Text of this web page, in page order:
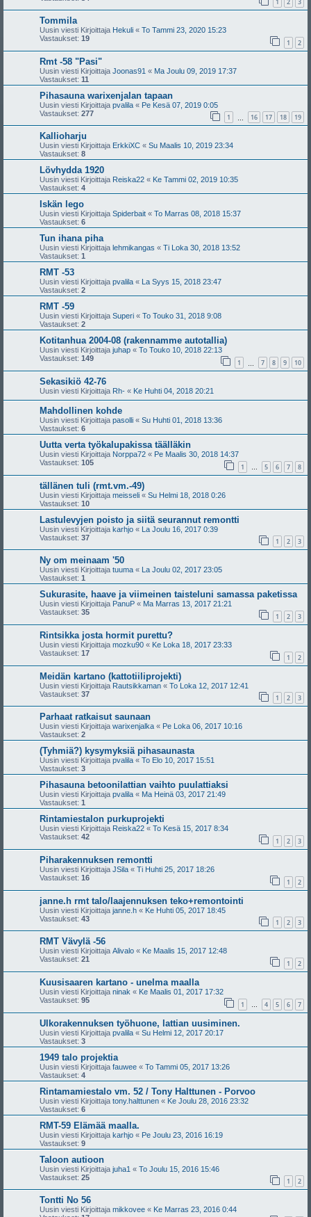
1 2 3
Tommila
Uusin viesti Kirjoittaja Hekuli « To Tammi 23, 2020 15:23
Vastaukset: 19 1 2
Rmt -58 "Pasi"
Uusin viesti Kirjoittaja Joonas91 « Ma Joulu 09, 2019 17:37
Vastaukset: 11
Pihasauna warixenjalan tapaan
Uusin viesti Kirjoittaja pvalila « Pe Kesä 07, 2019 0:05
Vastaukset: 277 1 16 17 18 19
Kallioharju
Uusin viesti Kirjoittaja ErkkiXC « Su Maalis 10, 2019 23:34
Vastaukset: 8
Lövhydda 1920
Uusin viesti Kirjoittaja Reiska22 « Ke Tammi 02, 2019 10:35
Vastaukset: 4
Iskän lego
Uusin viesti Kirjoittaja Spiderbait « To Marras 08, 2018 15:37
Vastaukset: 6
Tun ihana piha
Uusin viesti Kirjoittaja lehmikangas « Ti Loka 30, 2018 13:52
Vastaukset: 1
RMT -53
Uusin viesti Kirjoittaja pvalila « La Syys 15, 2018 23:47
Vastaukset: 2
RMT -59
Uusin viesti Kirjoittaja Superi « To Touko 31, 2018 9:08
Vastaukset: 2
Kotitanhua 2004-08 (rakennamme autotallia)
Uusin viesti Kirjoittaja juhap « To Touko 10, 2018 22:13
Vastaukset: 149 1 7 8 9 10
Sekasikiö 42-76
Uusin viesti Kirjoittaja Rh- « Ke Huhti 04, 2018 20:21
Mahdollinen kohde
Uusin viesti Kirjoittaja pasolli « Su Huhti 01, 2018 13:36
Vastaukset: 6
Uutta verta työkalupakissa täälläkin
Uusin viesti Kirjoittaja Norppa72 « Pe Maalis 30, 2018 14:37
Vastaukset: 105 1 … 5 6 7 8
tällänen tuli (rmt.vm.-49)
Uusin viesti Kirjoittaja meisseli « Su Helmi 18, 2018 0:26
Vastaukset: 10
Lastulevyjen poisto ja siitä seurannut remontti
Uusin viesti Kirjoittaja karhjo « La Joulu 16, 2017 0:39
Vastaukset: 37 1 2 3
Ny om meinaam '50
Uusin viesti Kirjoittaja tuuma « La Joulu 02, 2017 23:05
Vastaukset: 1
Sukurasite, haave ja viimeinen taisteluni samassa paketissa
Uusin viesti Kirjoittaja PanuP « Ma Marras 13, 2017 21:21
Vastaukset: 35 1 2 3
Rintsikka josta hormit purettu?
Uusin viesti Kirjoittaja mozku90 « Ke Loka 18, 2017 23:33
Vastaukset: 17 1 2
Meidän kartano (kattotiiliprojekti)
Uusin viesti Kirjoittaja Rautsikkaman « To Loka 12, 2017 12:41
Vastaukset: 37 1 2 3
Parhaat ratkaisut saunaan
Uusin viesti Kirjoittaja warixenjalka « Pe Loka 06, 2017 10:16
Vastaukset: 2
(Tyhmiä?) kysymyksiä pihasaunasta
Uusin viesti Kirjoittaja pvalila « To Elo 10, 2017 15:51
Vastaukset: 3
Pihasauna betoonilattian vaihto puulattiaksi
Uusin viesti Kirjoittaja pvalila « Ma Heinä 03, 2017 21:49
Vastaukset: 1
Rintamiestalon purkuprojekti
Uusin viesti Kirjoittaja Reiska22 « To Kesä 15, 2017 8:34
Vastaukset: 42 1 2 3
Piharakennuksen remontti
Uusin viesti Kirjoittaja JSila « Ti Huhti 25, 2017 18:26
Vastaukset: 16 1 2
janne.h rmt talo/laajennuksen teko+remontointi
Uusin viesti Kirjoittaja janne.h « Ke Huhti 05, 2017 18:45
Vastaukset: 43 1 2 3
RMT Vävylä -56
Uusin viesti Kirjoittaja Alivalo « Ke Maalis 15, 2017 12:48
Vastaukset: 21 1 2
Kuusisaaren kartano - unelma maalla
Uusin viesti Kirjoittaja ninak « Ke Maalis 01, 2017 17:32
Vastaukset: 95 1 4 5 6 7
Ulkorakennuksen työhuone, lattian uusiminen.
Uusin viesti Kirjoittaja pvalila « Su Helmi 12, 2017 20:17
Vastaukset: 3
1949 talo projektia
Uusin viesti Kirjoittaja fauwee « To Tammi 05, 2017 13:26
Vastaukset: 4
Rintamamiestalo vm. 52 / Tony Halttunen - Porvoo
Uusin viesti Kirjoittaja tony.halttunen « Ke Joulu 28, 2016 23:32
Vastaukset: 6
RMT-59 Elämää maalla.
Uusin viesti Kirjoittaja karhjo « Pe Joulu 23, 2016 16:19
Vastaukset: 9
Taloon autioon
Uusin viesti Kirjoittaja juha1 « To Joulu 15, 2016 15:46
Vastaukset: 25 1 2
Tontti No 56
Uusin viesti Kirjoittaja mikkovee « Ke Marras 23, 2016 0:44